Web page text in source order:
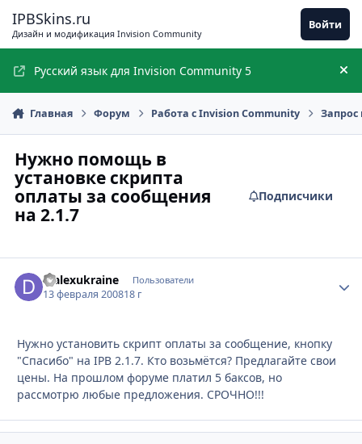
IPBSkins.ru
Дизайн и модификация Invision Community
Войти
Русский язык для Invision Community 5
Главная Форум Работа с Invision Community Запрос
Нужно помощь в
установке скрипта
оплаты за сообщения
на 2.1.7
Подписчики
djalexukraine Пользователи
13 февраля 200818 г
Нужно установить скрипт оплаты за сообщение, кнопку
"Спасибо" на IPB 2.1.7. Кто возьмётся? Предлагайте свои
цены. На прошлом форуме платил 5 баксов, но
рассмотрю любые предложения. СРОЧНО!!!